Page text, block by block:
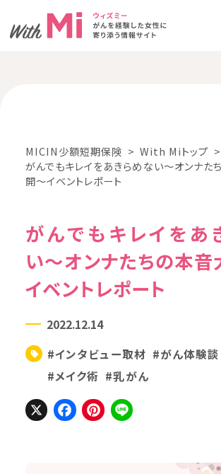
MICIN少額短期保険 With Miトップ
がんでもキレイをあきらめない〜オンナた
開〜イベントレポート
がんでもキレイをあ
い〜オンナたちの本音
イベントレポート
2022.12.14
#インタビュー取材 #がん体験談
#メイク術 #乳がん
X Facebook
Pinterest